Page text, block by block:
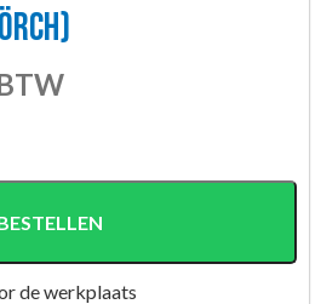
de werkplaats